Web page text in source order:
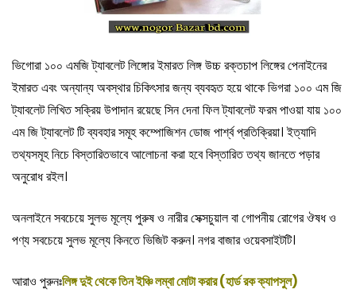
ভিগোরা ১০০ এমজি ট্যাবলেট লিঙ্গোর ইমারত লিঙ্গ উচ্চ রক্তচাপ লিঙ্গের পেনাইনের
ইমারত এবং অন্যান্য অবস্থার চিকিৎসার জন্য ব্যবহৃত হয়ে থাকে ভিগরা ১০০ এম জি
ট্যাবলেট লিখিত সক্রিয় উপাদান রয়েছে সিন দেনা ফিল ট্যাবলেট ফরম পাওয়া যায় ১০০
এম জি ট্যাবলেট টি ব্যবহার সমূহ কম্পোজিশন ডোজ পার্শ্ব প্রতিক্রিয়া। ইত্যাদি
তথ্যসমূহ নিচে বিস্তারিতভাবে আলোচনা করা হবে বিস্তারিত তথ্য জানতে পড়ার
অনুরোধ রইল।
অনলাইনে সবচেয়ে সুলভ মূল্যে পুরুষ ও নারীর সেক্সচুয়াল বা গোপনীয় রোগের ঔষধ ও
পণ্য সবচেয়ে সুলভ মূল্যে কিনতে ভিজিট করুন। নগর বাজার ওয়েবসাইটটি।
আরাও পুরুনঃলিঙ্গ দুই থেকে তিন ইঞ্চি লম্বা মোটা করার (হার্ড রক ক্যাপসুল)